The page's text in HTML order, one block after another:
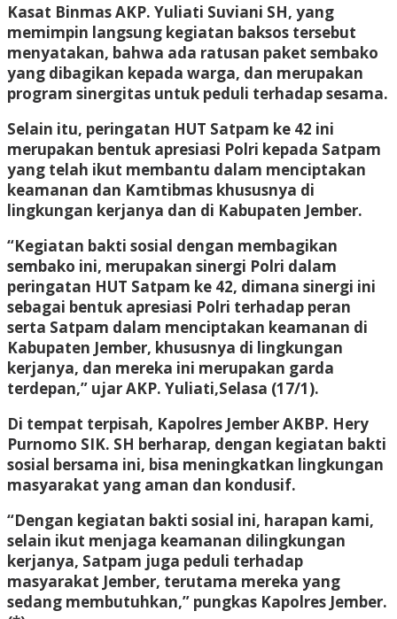
Kasat Binmas AKP. Yuliati Suviani SH, yang
memimpin langsung kegiatan baksos tersebut
menyatakan, bahwa ada ratusan paket sembako
yang dibagikan kepada warga, dan merupakan
program sinergitas untuk peduli terhadap sesama.
Selain itu, peringatan HUT Satpam ke 42 ini
merupakan bentuk apresiasi Polri kepada Satpam
yang telah ikut membantu dalam menciptakan
keamanan dan Kamtibmas khususnya di
lingkungan kerjanya dan di Kabupaten Jember.
“Kegiatan bakti sosial dengan membagikan
sembako ini, merupakan sinergi Polri dalam
peringatan HUT Satpam ke 42, dimana sinergi ini
sebagai bentuk apresiasi Polri terhadap peran
serta Satpam dalam menciptakan keamanan di
Kabupaten Jember, khususnya di lingkungan
kerjanya, dan mereka ini merupakan garda
terdepan,” ujar AKP. Yuliati,Selasa (17/1).
Di tempat terpisah, Kapolres Jember AKBP. Hery
Purnomo SIK. SH berharap, dengan kegiatan bakti
sosial bersama ini, bisa meningkatkan lingkungan
masyarakat yang aman dan kondusif.
“Dengan kegiatan bakti sosial ini, harapan kami,
selain ikut menjaga keamanan dilingkungan
kerjanya, Satpam juga peduli terhadap
masyarakat Jember, terutama mereka yang
sedang membutuhkan,” pungkas Kapolres Jember.